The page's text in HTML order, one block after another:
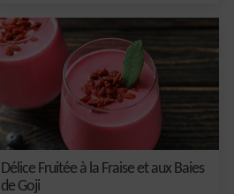
Délice Fruitée à la Fraise et aux Baies
de Goji